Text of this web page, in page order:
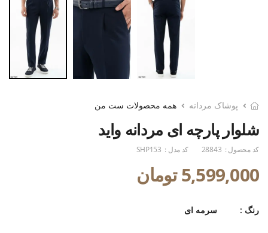
پوشاک مردانه همه محصولات ست من
شلوار پارچه ای مردانه واید
کد محصول : 28843 کد مدل : SHP153
5,599,000 تومان
رنگ : سرمه ای